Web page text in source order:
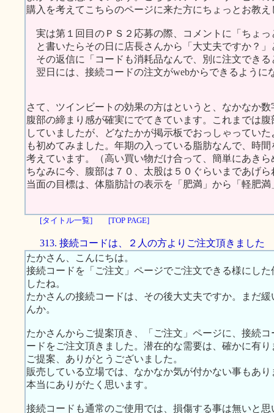
購入を考えてこちらのページに来た方にちょっとお教え
実は第１回目のＰＳ２応募の際、コメントに「ちょ
と書いたらその日に店長さんから「大丈夫ですか？」
その返信に「コードも消耗品なんで、別に注文でき
翌日には、接続コードの注文がwebからできるように
さて、ツインビートの効果の方はというと、なかなか
腹部の締まり感が確実にでてきています。これまでは
していましたが、どなたかが掲示板でおっしゃってい
も初めてみました。年期の入っている脂肪なんで、時
考えています。（高い買い物だけ合って、簡単にあき
ちなみに今、腹部は７０、太股は５０ぐらいまであげ
当面の目標は、体脂肪計の表示を「肥満」から「軽肥
[タイトル一覧] [TOP PAGE]
313. 接続コードは、２人の方よりご注文頂きました
たかさん、こんにちは。
接続コードを「ご注文」ページでご注文できる様にし
したね。
たかさんの接続コードは、その後大丈夫ですか。まだ
んか。
たかさんからご提案頂き、「ご注文」ページに、接続
ードをご注文頂きました。潜在的な需要は、確かに有り
ご提案、ありがとうございました。
販売している立場では、なかなか気が付かない事もあ
本当にありがたく思います。
接続コードも通常のご使用では、損傷する事は無いと